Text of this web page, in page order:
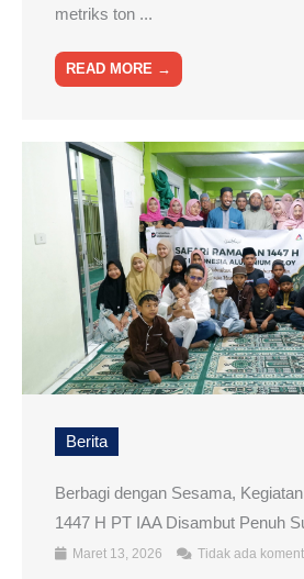
metriks ton ...
READ MORE →
Berita
Berbagi dengan Sesama,
1447 H PT IAA Disambut Penuh
Maret 13, 2026 Tidak ada